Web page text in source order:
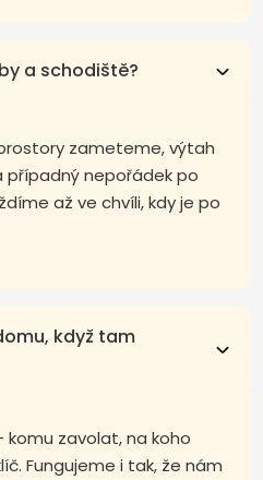
a schodiště?
zameteme, výtah
případný nepořádek po
až ve chvíli, kdy je po
když tam
zavolat, na koho
Fungujeme i tak, že nám